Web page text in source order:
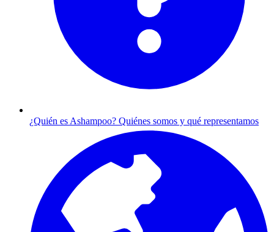
¿Quién es Ashampoo? Quiénes somos y qué representamos